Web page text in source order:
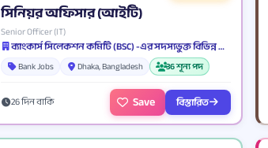
সিনিয়র অফিসার (আইটি)
Senior Officer (IT)
ব্যাংকার্স সিলেকশন কমিটি (BSC) -এর সদস্যভুক্ত বিভিন্ন ব্যাংক ও আর্থিক প্রতিষ্ঠান
Bank Jobs Dhaka, Bangladesh 36 শূন্য পদ
26 দিন বাকি Save বিস্তারিত